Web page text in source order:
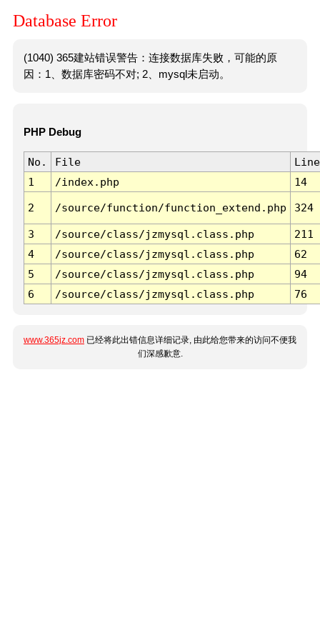
Database Error
(1040) 365建站错误警告：连接数据库失败，可能的原
因：1、数据库密码不对; 2、mysql未启动。
PHP Debug
No. File
Line
1
/index.php 14
2 /source/function/function_extend.php 324
3 /source/class/jzmysql.class.php
211
4
/source/class/jzmysql.class.php
62
5
/source/class/jzmysql.class.php
94
6
/source/class/jzmysql.class.php 76
www.365jz.com 已经将此出错信息详细记录, 由此给您带来的访问不便我
们深感歉意.